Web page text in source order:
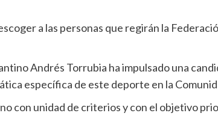
a las personas que regirán la
Andrés Torrubia ha impulsado una
específica de este deporte en la
con unidad de criterios y con el objetivo